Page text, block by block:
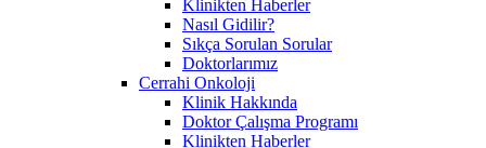
Klinikten Haberler
Nasıl Gidilir?
Sıkça Sorulan Sorular
Doktorlarımız
Cerrahi Onkoloji
Klinik Hakkında
Doktor Çalışma Programı
Klinikten Haberler